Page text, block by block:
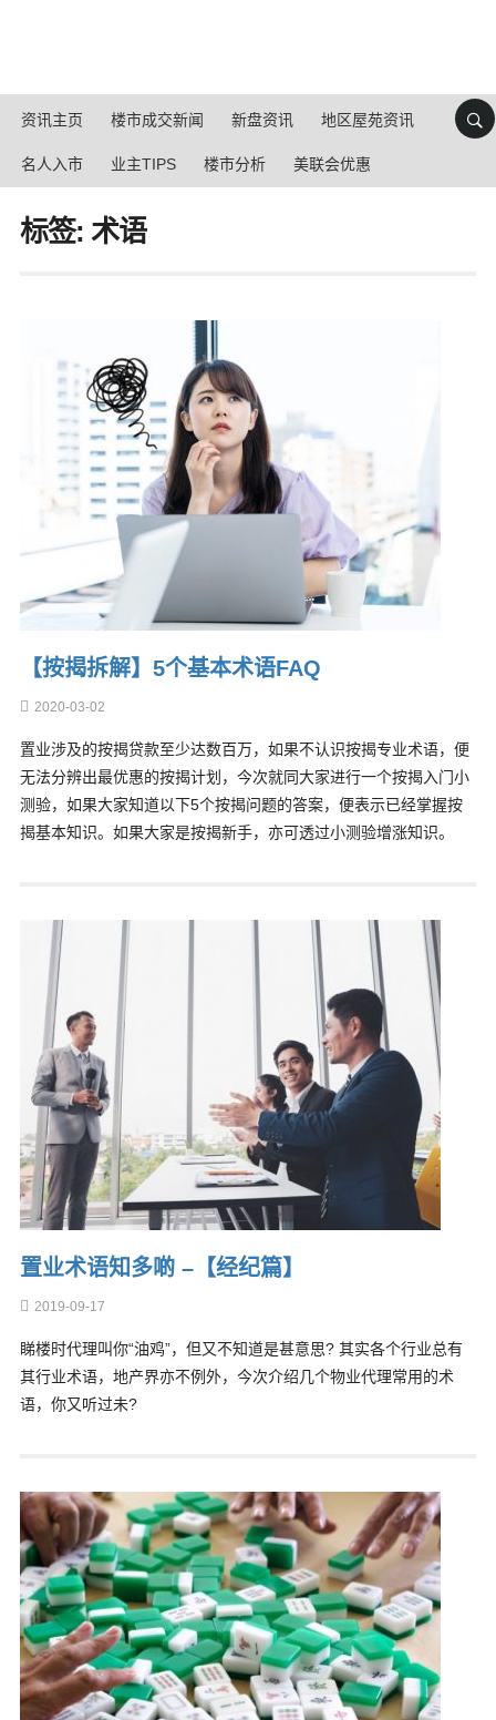
资讯主页 楼市成交新闻 新盘资讯 地区屋苑资讯
名人入市 业主TIPS 楼市分析 美联会优惠
标签: 术语
【按揭拆解】5个基本术语FAQ
2020-03-02
置业涉及的按揭贷款至少达数百万，如果不认识按揭专业术语，便
无法分辨出最优惠的按揭计划，今次就同大家进行一个按揭入门小
测验，如果大家知道以下5个按揭问题的答案，便表示已经掌握按
揭基本知识。如果大家是按揭新手，亦可透过小测验增涨知识。
置业术语知多啲 –【经纪篇】
2019-09-17
睇楼时代理叫你“油鸡”，但又不知道是甚意思? 其实各个行业总有
其行业术语，地产界亦不例外，今次介绍几个物业代理常用的术
语，你又听过未?